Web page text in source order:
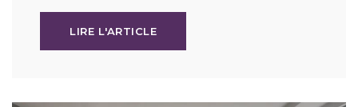
LIRE L'ARTICLE